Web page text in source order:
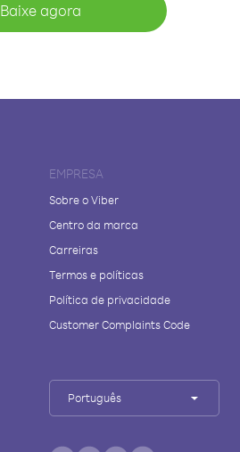
Baixe agora
EMPRESA
Sobre o Viber
Centro da marca
Carreiras
Termos e políticas
Política de privacidade
Customer Complaints Code
Português